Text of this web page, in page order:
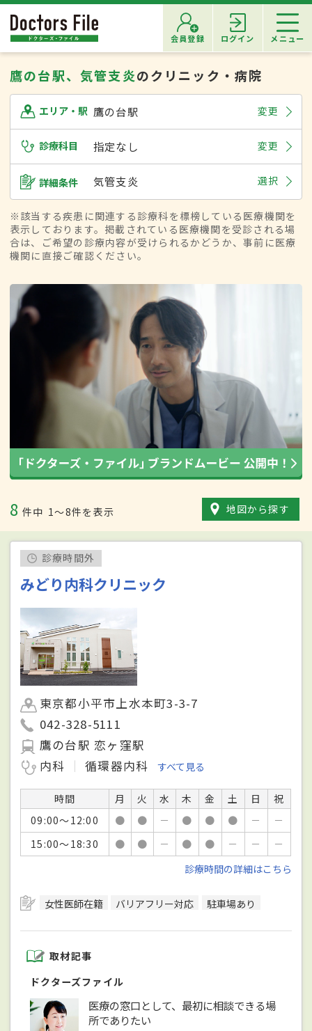
会員登録 ログイン メニュー
鷹の台駅、気管支炎のクリニック・病院
エリア・駅 鷹の台駅 変更
診療科目 指定なし 変更
詳細条件 気管支炎 選択
※該当する疾患に関連する診療科を標榜している医療機関を
表示しております。掲載されている医療機関を受診される場
合は、ご希望の診療内容が受けられるかどうか、事前に医療
機関に直接ご確認ください。
8 件中 1〜8件を表示 地図から探す
診療時間外
みどり内科クリニック
東京都小平市上水本町3-3-7
042-328-5111
鷹の台駅 恋ヶ窪駅
内科
循環器内科 すべて見る
時間 月 火 水 木 金 土 日
祝
09:00～12:00
● ● － ● ● ● －
－
15:00～18:30
● ● － ● ● － －
－
診療時間の詳細はこちら
女性医師在籍 バリアフリー対応 駐車場あり
取材記事
ドクターズファイル
医療の窓口として、最初に相談できる場
所でありたい